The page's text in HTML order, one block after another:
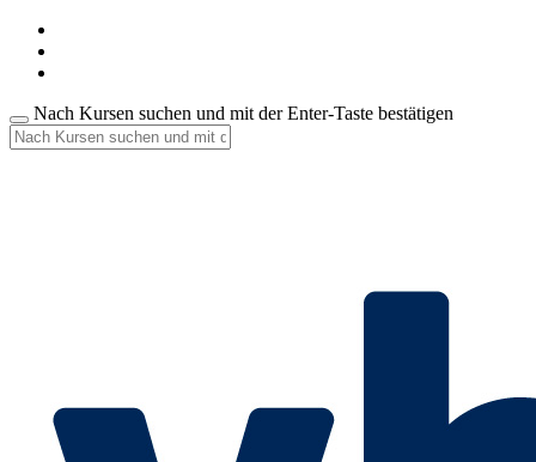
Nach Kursen suchen und mit der Enter-Taste bestätigen